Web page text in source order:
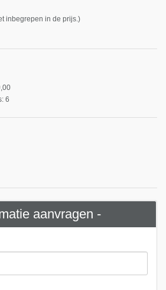
inbegrepen in de prijs.)
6
aanvragen -